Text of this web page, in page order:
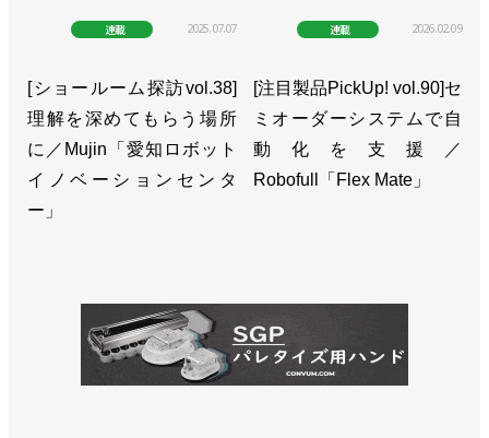
連載 2025.07.07
[ショールーム探訪vol.38]
理解を深めてもらう場所
に／Mujin「愛知ロボット
イノベーションセンタ
ー」
連載 2026.02.09
[注目製品PickUp! vol.90]セ
ミオーダーシステムで自
動化を支援／
Robofull「Flex Mate」